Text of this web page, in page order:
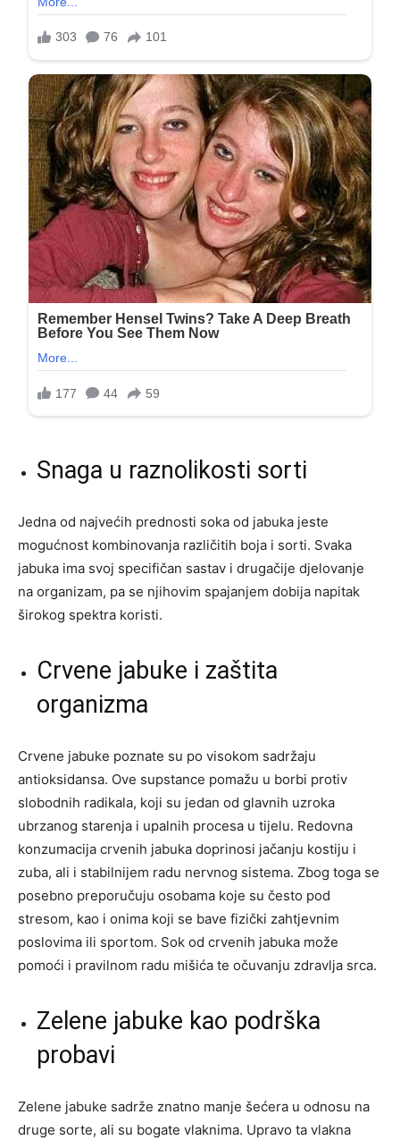
Snaga u raznolikosti sorti
Jedna od najvećih prednosti soka od jabuka jeste
mogućnost kombinovanja različitih boja i sorti. Svaka
jabuka ima svoj specifičan sastav i drugačije djelovanje
na organizam, pa se njihovim spajanjem dobija napitak
širokog spektra koristi.
Crvene jabuke i zaštita
organizma
Crvene jabuke poznate su po visokom sadržaju
antioksidansa. Ove supstance pomažu u borbi protiv
slobodnih radikala, koji su jedan od glavnih uzroka
ubrzanog starenja i upalnih procesa u tijelu. Redovna
konzumacija crvenih jabuka doprinosi jačanju kostiju i
zuba, ali i stabilnijem radu nervnog sistema. Zbog toga se
posebno preporučuju osobama koje su često pod
stresom, kao i onima koji se bave fizički zahtjevnim
poslovima ili sportom. Sok od crvenih jabuka može
pomoći i pravilnom radu mišića te očuvanju zdravlja srca.
Zelene jabuke kao podrška
probavi
Zelene jabuke sadrže znatno manje šećera u odnosu na
druge sorte, ali su bogate vlaknima. Upravo ta vlakna